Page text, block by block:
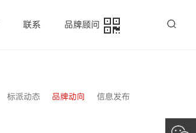
联系 品牌顾问
标派动态 品牌动向 信息发布